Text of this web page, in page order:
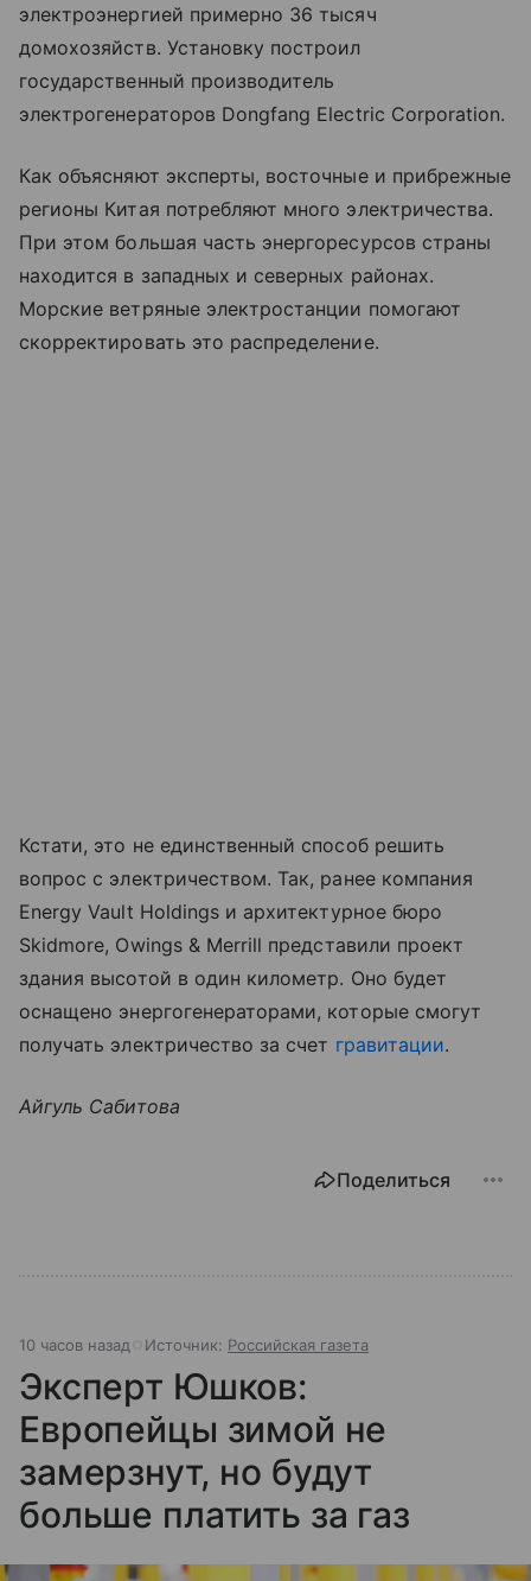
электроэнергией примерно 36 тысяч
домохозяйств. Установку построил
государственный производитель
электрогенераторов Dongfang Electric Corporation.
Как объясняют эксперты, восточные и прибрежные
регионы Китая потребляют много электричества.
При этом большая часть энергоресурсов страны
находится в западных и северных районах.
Морские ветряные электростанции помогают
скорректировать это распределение.
Кстати, это не единственный способ решить
вопрос с электричеством. Так, ранее компания
Energy Vault Holdings и архитектурное бюро
Skidmore, Owings & Merrill представили проект
здания высотой в один километр. Оно будет
оснащено энергогенераторами, которые смогут
получать электричество за счет гравитации.
Айгуль Сабитова
Поделиться
10 часов назад Источник: Российская газета
Эксперт Юшков:
Европейцы зимой не
замерзнут, но будут
больше платить за газ